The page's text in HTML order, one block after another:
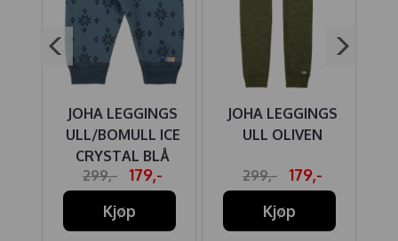
JOHA LEGGINGS
ULL/BOMULL ICE
CRYSTAL BLÅ
299,-
179,-
Kjøp
JOHA LEGGINGS
ULL OLIVEN
299,-
179,-
Kjøp